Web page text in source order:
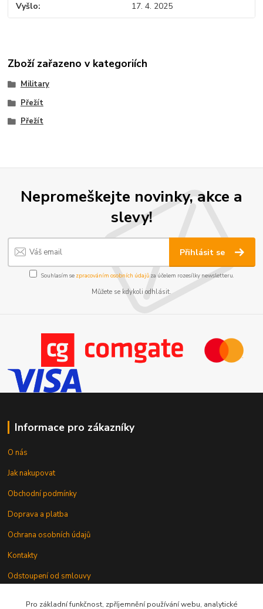
Vyšlo 17. 4. 2025
Zboží zařazeno v kategoriích
Military
Přežít
Přežít
Nepromeškejte novinky, akce a
slevy!
Přihlásit se
Souhlasím se zpracováním osobních údajůza účelem rozesílky newsletteru.
Můžete se kdykoli odhlásit.
Informace pro zákazníky
O nás
Jak nakupovat
Obchodní podmínky
Doprava a platba
Ochrana osobních údajů
Kontakty
Odstoupení od smlouvy
Pro základní funkčnost, zpříjemnění používání webu, analytické